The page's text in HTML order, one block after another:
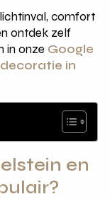
comfort
ontdek zelf
in onze Google
in
en